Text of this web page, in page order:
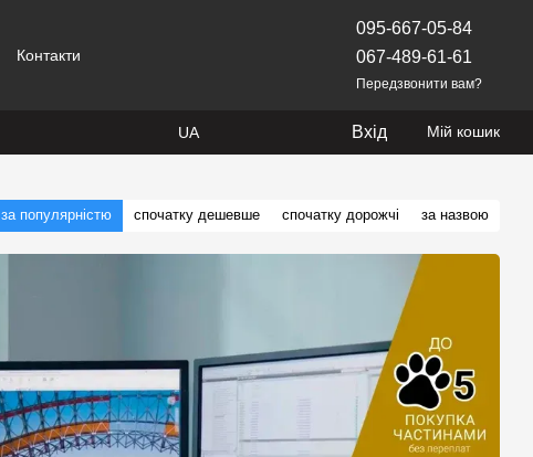
Контакти
095-667-05-84
067-489-61-61
Передзвонити вам?
UA Вхід Мій кошик
за популярністю спочатку дешевше спочатку дорожчі за назвою